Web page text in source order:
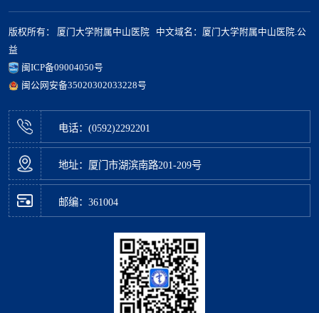
版权所有： 厦门大学附属中山医院 中文域名：厦门大学附属中山医院.公
益
闽ICP备09004050号
闽公网安备35020302033228号
电话：(0592)2292201
地址：厦门市湖滨南路201-209号
邮编：361004